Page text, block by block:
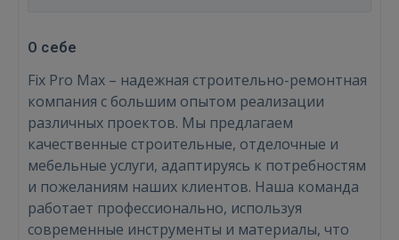
О себе
Fix Pro Max – надежная строительно-ремонтная
компания с большим опытом реализации
различных проектов. Мы предлагаем
качественные строительные, отделочные и
мебельные услуги, адаптируясь к потребностям
и пожеланиям наших клиентов. Наша команда
работает профессионально, используя
современные инструменты и материалы, что